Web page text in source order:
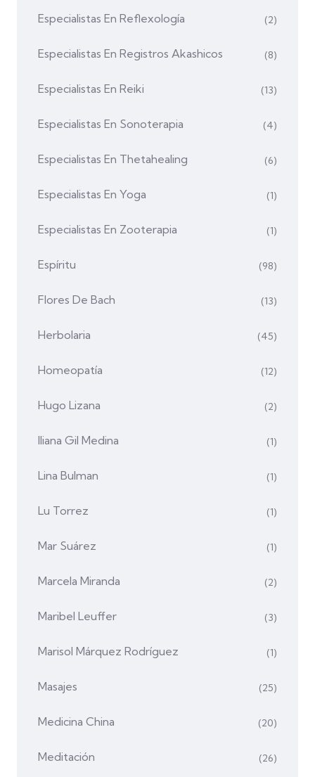
Especialistas En Reflexología (2)
Especialistas En Registros Akashicos (8)
Especialistas En Reiki (13)
Especialistas En Sonoterapia (4)
Especialistas En Thetahealing (6)
Especialistas En Yoga (1)
Especialistas En Zooterapia (1)
Espíritu (98)
Flores De Bach (13)
Herbolaria (45)
Homeopatía (12)
Hugo Lizana (2)
Iliana Gil Medina (1)
Lina Bulman (1)
Lu Torrez (1)
Mar Suárez (1)
Marcela Miranda (2)
Maribel Leuffer (3)
Marisol Márquez Rodríguez (1)
Masajes (25)
Medicina China (20)
Meditación (26)